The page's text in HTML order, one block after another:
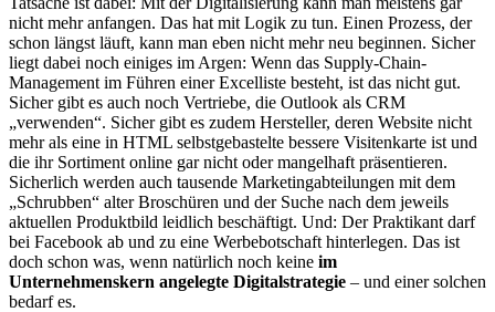
nicht mehr anfangen. Das hat mit Logik zu tun. Einen Prozess, der
schon längst läuft, kann man eben nicht mehr neu beginnen. Sicher
liegt dabei noch einiges im Argen: Wenn das Supply-Chain-
Management im Führen einer Excelliste besteht, ist das nicht gut.
Sicher gibt es auch noch Vertriebe, die Outlook als CRM
„verwenden“. Sicher gibt es zudem Hersteller, deren Website nicht
mehr als eine in HTML selbstgebastelte bessere Visitenkarte ist und
die ihr Sortiment online gar nicht oder mangelhaft präsentieren.
Sicherlich werden auch tausende Marketingabteilungen mit dem
„Schrubben“ alter Broschüren und der Suche nach dem jeweils
aktuellen Produktbild leidlich beschäftigt. Und: Der Praktikant darf
bei Facebook ab und zu eine Werbebotschaft hinterlegen. Das ist
doch schon was, wenn natürlich noch keine im
Unternehmenskern angelegte Digitalstrategie – und einer solchen
bedarf es.